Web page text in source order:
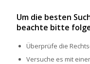
Um die besten
beachte bitte
Überprüfe die
Versuche es mit